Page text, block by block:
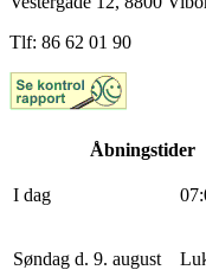
Tlf: 86 62 01 90
Åbningstider
I dag 07:
Søndag d. 9. august